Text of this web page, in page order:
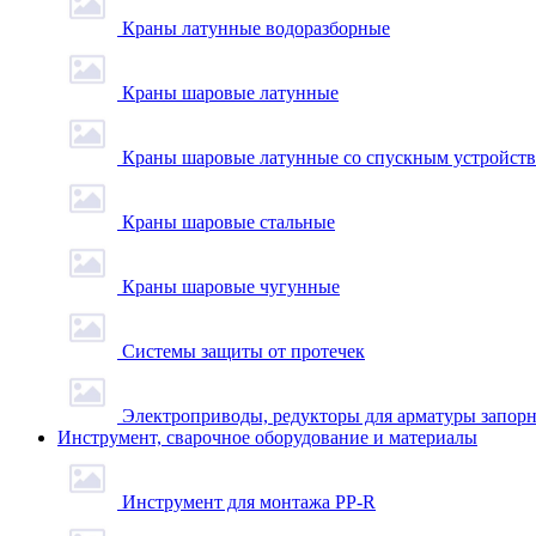
Краны латунные водоразборные
Краны шаровые латунные
Краны шаровые латунные со спускным
Краны шаровые стальные
Краны шаровые чугунные
Системы защиты от протечек
Электроприводы, редукторы для арматуры
Инструмент, сварочное оборудование и материалы
Инструмент для монтажа PP-R